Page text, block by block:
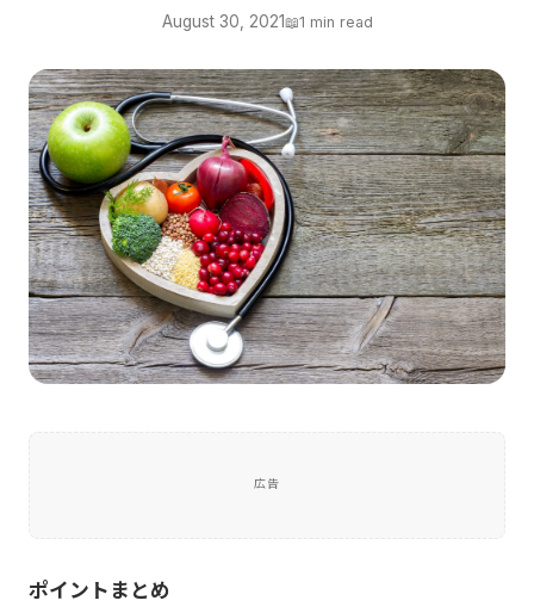
August 30, 2021📖1 min read
広告
ポイントまとめ